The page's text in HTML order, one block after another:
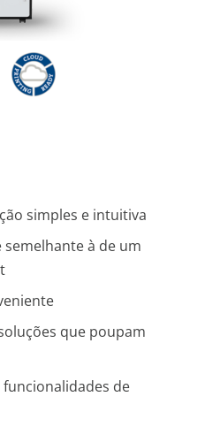
simples e intuitiva
à de um
que poupam
de